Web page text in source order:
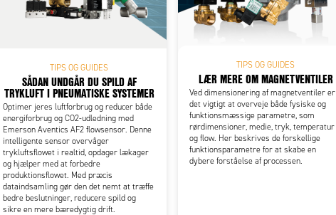
Add as new cart row
TIPS OG GUIDES
SÅDAN UNDGÅR DU SPILD AF
TRYKLUFT I PNEUMATISKE SYSTEMER
Optimer jeres luftforbrug og reducer både
energiforbrug og CO2-udledning med
Emerson Aventics AF2 flowsensor. Denne
intelligente sensor overvåger
trykluftsflowet i realtid, opdager lækager
og hjælper med at forbedre
produktionsflowet. Med præcis
dataindsamling gør den det nemt at træffe
bedre beslutninger, reducere spild og
sikre en mere bæredygtig drift.
TIPS OG GUIDES
LÆR MERE OM MAGNETVENTILER
Ved dimensionering af magnetventiler er
det vigtigt at overveje både fysiske og
funktionsmæssige parametre, som
rørdimensioner, medie, tryk, temperatur
og flow. Her beskrives de forskellige
funktionsparametre for at skabe en
dybere forståelse af processen.